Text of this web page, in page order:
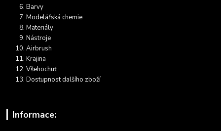
Barvy
Modelářská chemie
Materiály
Nástroje
Airbrush
Krajina
Všehochuť
Dostupnost dalšího zboží
Informace: